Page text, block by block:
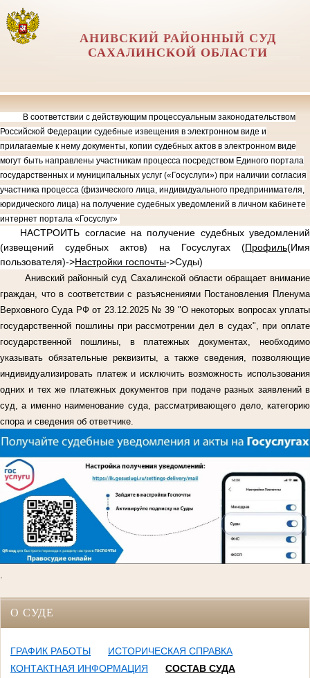
АНИВСКИЙ РАЙОННЫЙ СУД
САХАЛИНСКОЙ ОБЛАСТИ
В соответствии с действующим процессуальным законодательством
Российской Федерации судебные извещения в электронном виде и
прилагаемые к нему документы, копии судебных актов в электронном виде
могут быть направлены участникам процесса посредством Единого портала
государственных и муниципальных услуг («Госуслуги») при наличии согласия
участника процесса (физического лица, индивидуального предпринимателя,
юридического лица) на получение судебных уведомлений в личном кабинете
интернет портала «Госуслуг»
НАСТРОИТЬ согласие на получение судебных уведомлений
(извещений судебных актов) на Госуслугах (Профиль(Имя
пользователя)->Настройки госпочты->Суды)
Анивский районный суд Сахалинской области обращает внимание
граждан, что в соответствии с разъяснениями Постановления Пленума
Верховного Суда РФ от 23.12.2025 № 39 "О некоторых вопросах уплаты
государственной пошлины при рассмотрении дел в судах", при оплате
государственной пошлины, в платежных документах, необходимо
указывать обязательные реквизиты, а также сведения, позволяющие
индивидуализировать платеж и исключить возможность использования
одних и тех же платежных документов при подаче разных заявлений в
суд, а именно наименование суда, рассматривающего дело, категорию
спора и сведения об ответчике.
.
О СУДЕ
ГРАФИК РАБОТЫ
ИСТОРИЧЕСКАЯ СПРАВКА
КОНТАКТНАЯ ИНФОРМАЦИЯ
СОСТАВ СУДА